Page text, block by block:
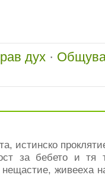
дух ·
истинско
за бебето и тя
живееха